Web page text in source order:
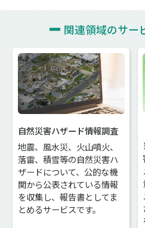
関連領域のサー
自然災害ハザード情報調査
地震、風水災、火山噴火、
落雷、積雪等の自然災害ハ
ザードについて、公的な機
関から公表されている情報
を収集し、報告書としてま
とめるサービスです。